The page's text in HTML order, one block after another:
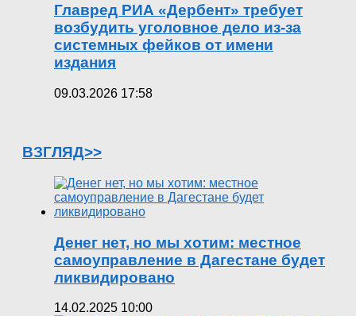
Главред РИА «Дербент» требует
возбудить уголовное дело из-за
системных фейков от имени
издания
09.03.2026 17:58
ВЗГЛЯД>>
Денег нет, но мы хотим: местное
самоуправление в Дагестане будет
ликвидировано
14.02.2025 10:00